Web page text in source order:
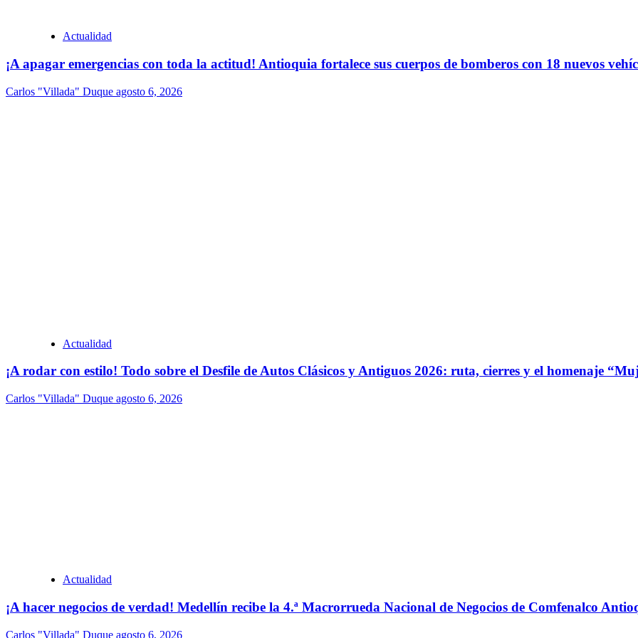
Actualidad
¡A apagar emergencias con toda la actitud! Antioquia fortalece sus cuerpos de bomberos con 18 nuevos
Carlos "Villada" Duque agosto 6, 2026
Actualidad
¡A rodar con estilo! Todo sobre el Desfile de Autos Clásicos y Antiguos 2026: ruta, cierres y el homenaje
Carlos "Villada" Duque agosto 6, 2026
Actualidad
¡A hacer negocios de verdad! Medellín recibe la 4.ª Macrorrueda Nacional de Negocios de Comfenalco
Carlos "Villada" Duque agosto 6, 2026